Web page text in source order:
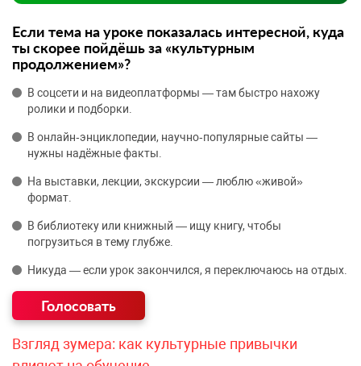
Если тема на уроке показалась интересной, куда
ты скорее пойдёшь за «культурным
продолжением»?
В соцсети и на видеоплатформы — там быстро нахожу
ролики и подборки.
В онлайн‑энциклопедии, научно‑популярные сайты —
нужны надёжные факты.
На выставки, лекции, экскурсии — люблю «живой»
формат.
В библиотеку или книжный — ищу книгу, чтобы
погрузиться в тему глубже.
Никуда — если урок закончился, я переключаюсь на отдых.
Взгляд зумера: как культурные привычки